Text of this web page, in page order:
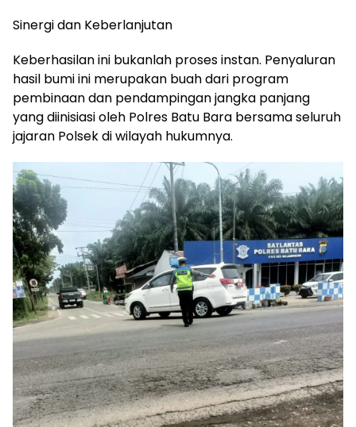
​Sinergi dan Keberlanjutan
​Keberhasilan ini bukanlah proses instan. Penyaluran
hasil bumi ini merupakan buah dari program
pembinaan dan pendampingan jangka panjang
yang diinisiasi oleh Polres Batu Bara bersama seluruh
jajaran Polsek di wilayah hukumnya.